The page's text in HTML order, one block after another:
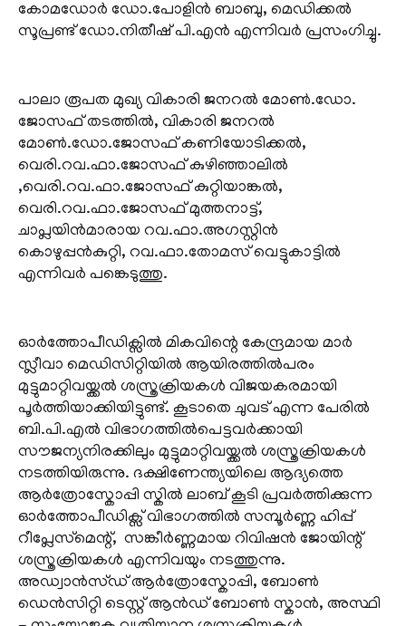
കോമഡോർ ഡോ.പോളിൻ ബാബു, മെഡിക്കൽ
സൂപ്രണ്ട് ഡോ.നിതീഷ് പി.എൻ എന്നിവർ പ്രസം​ഗിച്ചു.
പാലാ രൂപത മുഖ്യ വികാരി ജനറൽ മോൺ.ഡോ.
ജോസഫ് തടത്തിൽ, വികാരി ജനറൽ
മോൺ.ഡോ.ജോസഫ് കണിയോടിക്കൽ,
വെരി.റവ.ഫാ.ജോസഫ് കുഴിഞ്ഞാലിൽ
,വെരി.റവ.ഫാ.ജോസഫ് കുറ്റിയാങ്കൽ,
വെരി.റവ.ഫാ.ജോസഫ് മുത്തനാട്ട്,
ചാപ്ലയിൻമാരായ റവ.ഫാ.അ​ഗസ്റ്റിൻ
കൊഴുപ്പൻകുറ്റി, റവ.ഫാ.തോമസ് വെട്ടുകാട്ടിൽ
എന്നിവർ പങ്കെടുത്തു.
ഓർ‌ത്തോപീഡിക്സിൽ മികവിന്റെ കേന്ദ്രമായ മാർ
സ്ലീവാ മെഡിസിറ്റിയിൽ ആയിരത്തിൽപരം
മുട്ടുമാറ്റിവയ്ക്കൽ ശസ്ത്രക്രിയകൾ വിജയകരമായി
പൂർത്തിയാക്കിയിട്ടുണ്ട്. കൂടാതെ ചുവട് എന്ന പേരിൽ
ബി.പി.എൽ വിഭാ​ഗത്തിൽപെട്ടവർക്കായി
സൗജന്യനിരക്കിലും മുട്ടുമാറ്റിവയ്ക്കൽ ശസ്ത്രക്രിയകൾ
നടത്തിയിരുന്നു. ദക്ഷിണേന്ത്യയിലെ ആദ്യത്തെ
ആർത്രോസ്കോപ്പി സ്കിൽ ലാബ് കൂടി പ്രവർത്തിക്കുന്ന
ഓർത്തോപീഡിക്സ് വിഭാ​ഗത്തിൽ സമ്പൂർണ്ണ ഹിപ്പ്
റീപ്ലേസ്‌മെന്റ്, സങ്കീർണ്ണമായ റിവിഷൻ ജോയിന്റ്
ശസ്ത്രക്രിയകൾ എന്നിവയും നടത്തുന്നു.
അഡ്വാൻസ്ഡ് ആർത്രോസ്കോപ്പി, ബോൺ
ഡെൻസിറ്റി ടെസ്റ്റ് ആൻഡ് ബോൺ സ്കാൻ, അസ്ഥി